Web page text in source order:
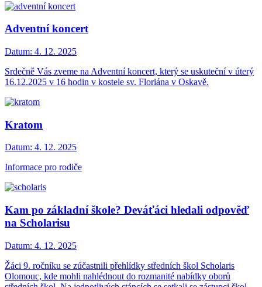
Adventní koncert
Datum: 4. 12. 2025
Srdečně Vás zveme na Adventní koncert, který se uskuteční v úterý
16.12.2025 v 16 hodin v kostele sv. Floriána v Oskavě.
Kratom
Datum: 4. 12. 2025
Informace pro rodiče
Kam po základní škole? Deváťáci hledali odpověď
na Scholarisu
Datum: 4. 12. 2025
Žáci 9. ročníku se zúčastnili přehlídky středních škol Scholaris
Olomouc, kde mohli nahlédnout do rozmanité nabídky oborů